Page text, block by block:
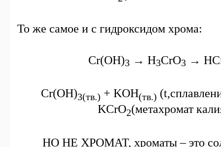
То же самое и с гидроксидом хрома:
Cr(OH)3 → H3CrO3 →
Cr(OH)3(тв.) + KOH(тв.) (t
KCrO2(метахромат
НО НЕ ХРОМАТ, хроматы – это